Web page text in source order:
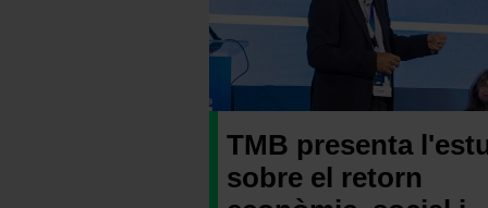
TMB presenta
sobre el retorn